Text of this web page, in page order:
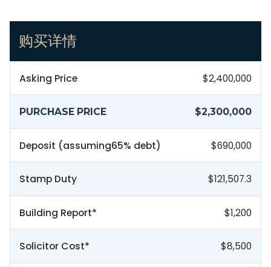
购买详情
Asking Price $2,400,000
PURCHASE PRICE $2,300,000
Deposit (assuming65% debt) $690,000
Stamp Duty $121,507.3
Building Report* $1,200
Solicitor Cost* $8,500